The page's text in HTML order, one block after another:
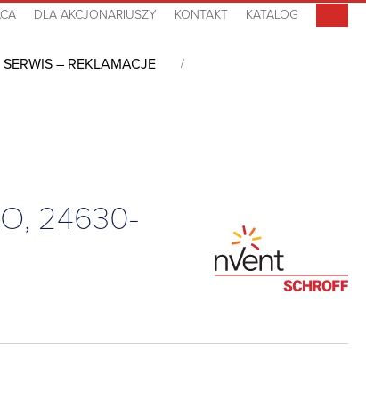
DLA AKCJONARIUSZY KONTAKT KATALOG
SERWIS – REKLAMACJE
24630-